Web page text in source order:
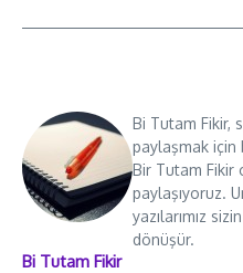
Bi Tutam Fikir
Bi Tutam Fikir,
paylaşmak için
Bir Tutam Fikir
paylaşıyoruz.
yazılarımız
dönüşür.